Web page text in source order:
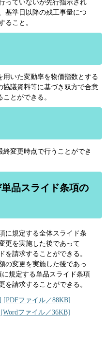
っていないが先行指示され
基準日以降の残工事量につ
ること。
いた変動率を物価指数とする
協議資料等に基づき双方で合意
とができる。
変更時点で行うことができ
品スライド条項の
に規定する全体スライド条
更を実施した後であって
を請求することができる。
の変更を実施した後であっ
規定する単品スライド条項
を請求することができる。
[PDFファイル／88KB]
ファイル／36KB]